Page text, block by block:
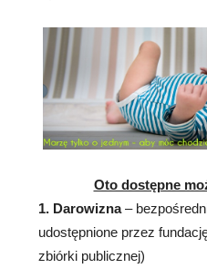
Oto dostępne
1. Darowizna–
udostępnione przez
zbiórki publicznej)